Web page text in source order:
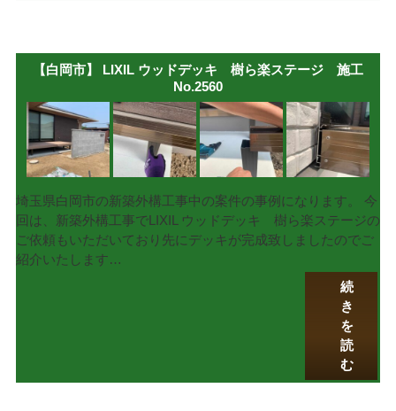
【白岡市】 LIXIL ウッドデッキ 樹ら楽ステージ 施工
No.2560
埼玉県白岡市の新築外構工事中の案件の事例になります。 今
回は、新築外構工事でLIXIL ウッドデッキ 樹ら楽ステージの
ご依頼もいただいており先にデッキが完成致しましたのでご
紹介いたします…
続
き
を
読
む